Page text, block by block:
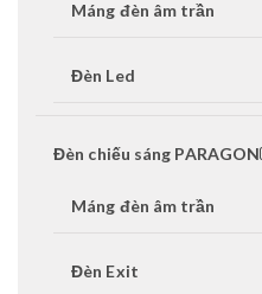
Máng đèn âm trần
Đèn Led
Đèn chiếu sáng PARAGON
Máng đèn âm trần
Đèn Exit